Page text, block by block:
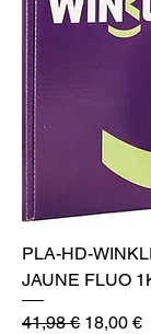
PLA-HD-
JAUNE FLUO
Prix original
41,98 € Prix
18,00 €